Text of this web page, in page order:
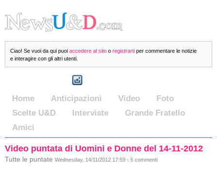
Ciao! Se vuoi da qui puoi accedere al sito o registrarti per commentare le notizie
e interagire con gli altri utenti.
Home Anticipazioni Video
Foto
Scelte U&D
Interviste
Grande Fratello
Amici
Video puntata di Uomini e Donne del 14-11-2012
Tutte le puntate Wednesday, 14/11/2012 17:59 - 5 commenti